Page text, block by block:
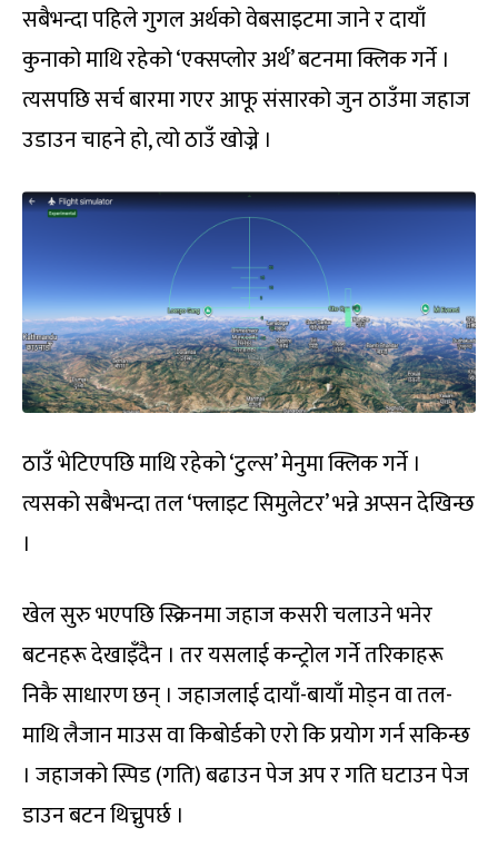
सबैभन्दा पहिले गुगल अर्थको वेबसाइटमा जाने र दायाँ
कुनाको माथि रहेको ‘एक्सप्लाेर अर्थ’ बटनमा क्लिक गर्ने ।
त्यसपछि सर्च बारमा गएर आफू संसारको जुन ठाउँमा जहाज
उडाउन चाहने हो, त्यो ठाउँ खोज्ने ।
ठाउँ भेटिएपछि माथि रहेको ‘टुल्स’ मेनुमा क्लिक गर्ने ।
त्यसको सबैभन्दा तल ‘फ्लाइट सिमुलेटर’ भन्ने अप्सन देखिन्छ
।
खेल सुरु भएपछि स्क्रिनमा जहाज कसरी चलाउने भनेर
बटनहरू देखाइँदैन । तर यसलाई कन्ट्रोल गर्ने तरिकाहरू
निकै साधारण छन् । जहाजलाई दायाँ-बायाँ मोड्न वा तल-
माथि लैजान माउस वा किबोर्डको एरो कि प्रयोग गर्न सकिन्छ
। जहाजको स्पिड (गति) बढाउन पेज अप र गति घटाउन पेज
डाउन बटन थिच्नुपर्छ ।